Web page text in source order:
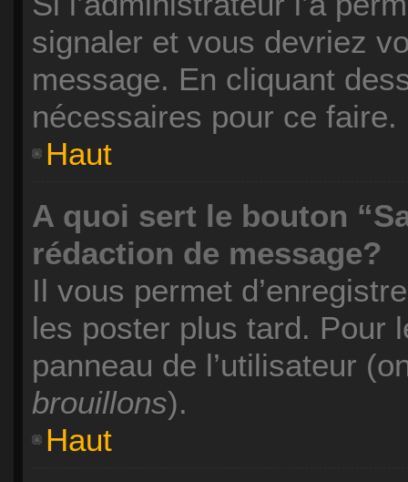
signaler et vous devriez
message. En cliquant
nécessaires pour ce faire.
Haut
A quoi sert le bouton
rédaction de message?
Il vous permet
les poster plus tard. Pour
panneau de l’utilisateur
brouillons).
Haut